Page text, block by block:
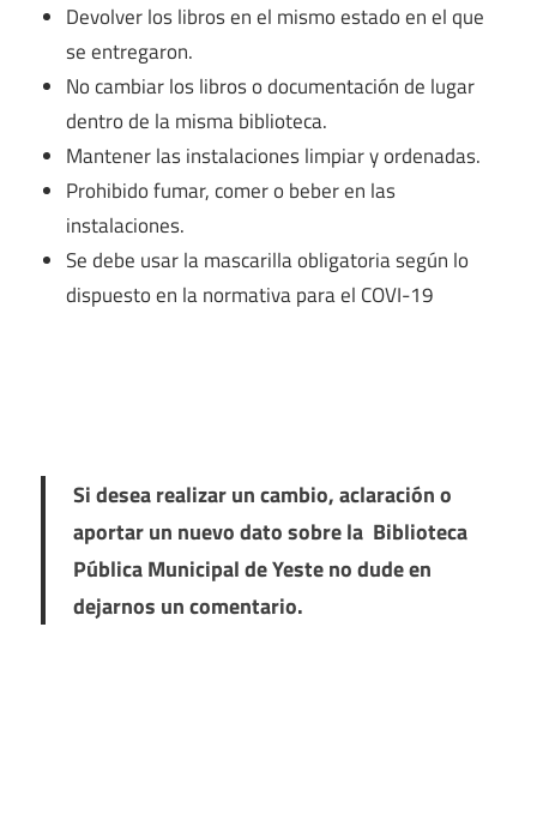
Devolver los libros en el mismo estado en el que
se entregaron.
No cambiar los libros o documentación de lugar
dentro de la misma biblioteca.
Mantener las instalaciones limpiar y ordenadas.
Prohibido fumar, comer o beber en las
instalaciones.
Se debe usar la mascarilla obligatoria según lo
dispuesto en la normativa para el COVI-19
Si desea realizar un cambio, aclaración o
aportar un nuevo dato sobre la Biblioteca
Pública Municipal de Yeste no dude en
dejarnos un comentario.